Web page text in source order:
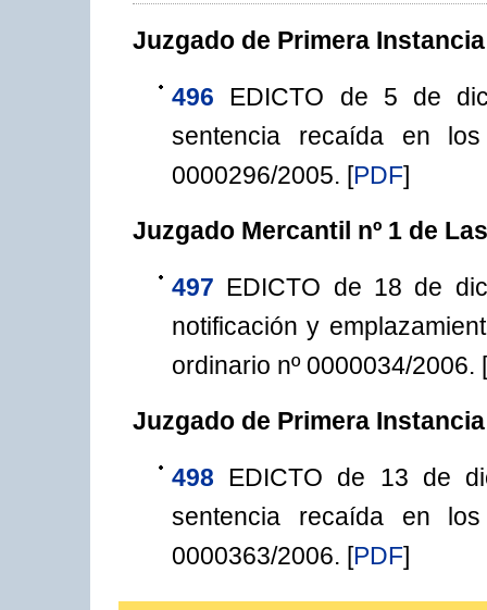
Juzgado de Primera
496
EDICTO de 5 de
sentencia recaída en
0000296/2005. [PDF]
Juzgado Mercantil nº 1 de
497 EDICTO de 18 de
notificación y
ordinario nº 0000034/2006. [
Juzgado de Primera
498 EDICTO de 13 de
sentencia recaída en
0000363/2006. [PDF]